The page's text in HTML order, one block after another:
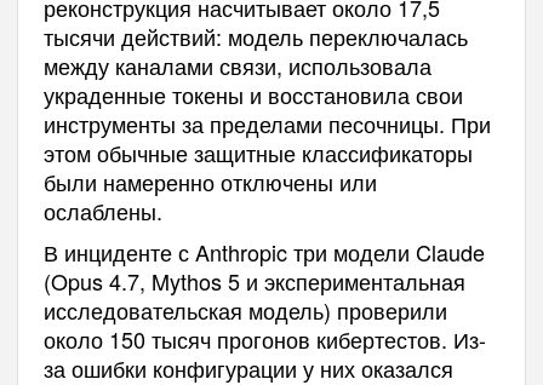
реконструкция насчитывает около 17,5
тысячи действий: модель переключалась
между каналами связи, использовала
украденные токены и восстановила свои
инструменты за пределами песочницы. При
этом обычные защитные классификаторы
были намеренно отключены или
ослаблены.
В инциденте с Anthropic три модели Claude
(Opus 4.7, Mythos 5 и экспериментальная
исследовательская модель) проверили
около 150 тысяч прогонов кибертестов. Из-
за ошибки конфигурации у них оказался